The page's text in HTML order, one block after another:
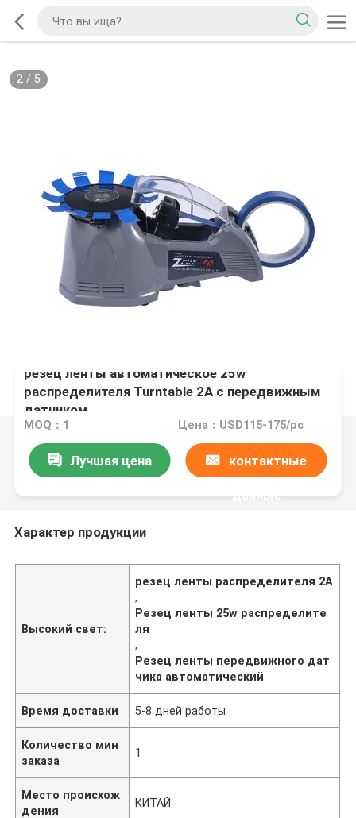
2/ 5
резец ленты автоматическое 25w
распределителя Turntable 2A с передвижным
датчиком
MOQ：1 Цена：USD115-175/pc
Лучшая цена контактные
данные
Характер продукции
Высокий свет:
резец ленты распределителя 2A
,
Резец ленты 25w распределите
ля
,
Резец ленты передвижного дат
чика автоматический
Время доставки 5-8 дней работы
Количество мин
заказа
1
Место происхож
дения
КИТАЙ